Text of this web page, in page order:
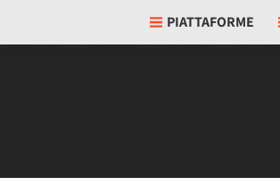
PIATTAFORME